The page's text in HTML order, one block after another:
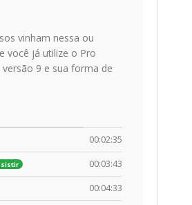
vinham nessa ou
você já utilize o Pro
9 e sua forma de
00:02:35
00:03:43
00:04:33